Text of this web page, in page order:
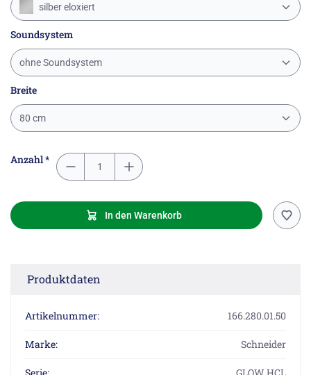
silber eloxiert
Soundsystem
ohne Soundsystem
Breite
80 cm
Anzahl *
In den Warenkorb
Produktdaten
Artikelnummer: 166.280.01.50
Marke: Schneider